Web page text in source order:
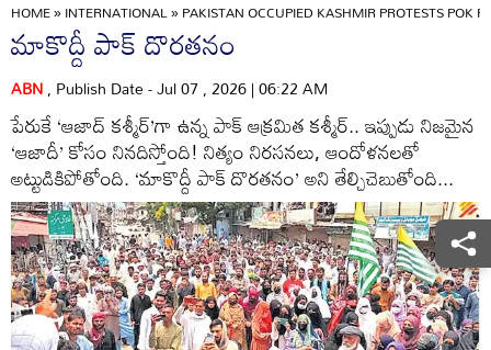
HOME»INTERNATIONAL»PAKISTAN OCCUPIED KASHMIR PROTESTS POK
మాకొద్దీ పాక్‌ దొరతనం
ABN, Publish Date - Jul 07 , 2026 | 06:22 AM
పేరుకే ‘ఆజాద్‌ కశ్మీర్‌’గా ఉన్న పాక్‌ ఆక్రమిత కశ్మీర్‌.. ఇప్పుడు నిజమైన
‘ఆజాదీ’ కోసం నినదిస్తోంది! నిత్యం నిరసనలు, ఆందోళనలతో
అట్టుడికిపోతోంది. ‘మాకొద్దీ పాక్‌ దొరతనం’ అని తేల్చిచెబుతోంది...